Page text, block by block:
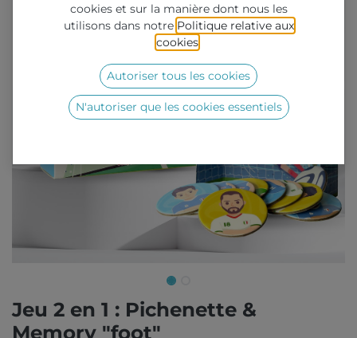
Jeu 2 en 1 : Pichenette &
Memory "foot"
cookies et sur la manière dont nous les
utilisons dans notre Politique relative aux
cookies
Autoriser tous les cookies
N'autoriser que les cookies essentiels